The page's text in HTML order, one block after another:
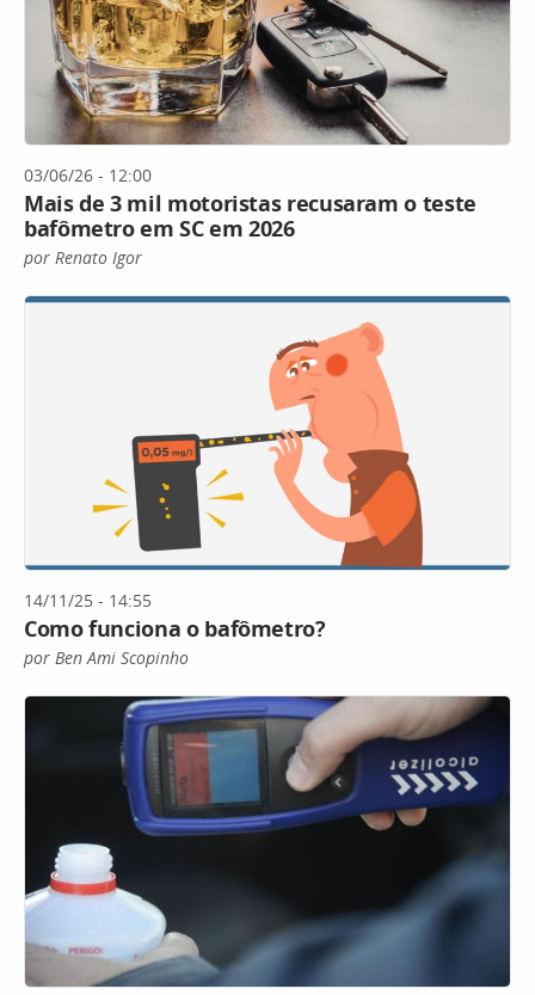
03/06/26 - 12:00
Mais de 3 mil motoristas recusaram o teste
bafômetro em SC em 2026
por Renato Igor
14/11/25 - 14:55
Como funciona o bafômetro?
por Ben Ami Scopinho